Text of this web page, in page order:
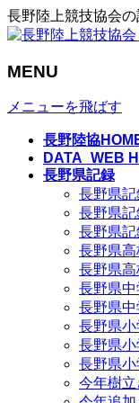
長野陸上競技協会
MENU
メニューを飛ばす
長野陸協
DATA_WEB
長野県記録
長野県記
長野県記
長野県
長野県
長野県
長野県
長野県
長野県
長野県
長野県
今年樹